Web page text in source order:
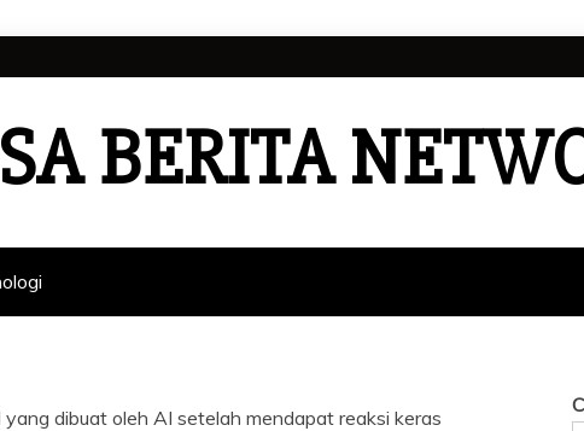
BERITA
yang dibuat oleh AI setelah mendapat reaksi keras